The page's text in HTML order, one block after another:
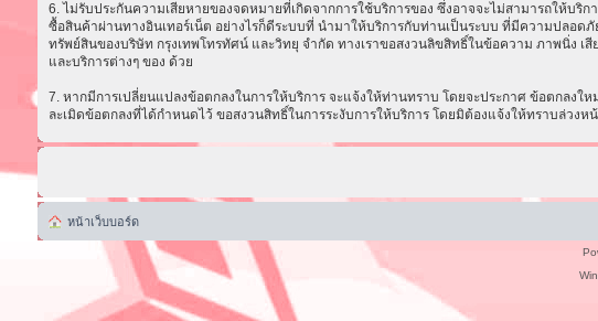
6. ไม่รับประกันความเสียหายของจดหมายที่เกิดจากการใช้บริการของ ซึ่งอาจจะไม่สามารถให้บริ
ซื้อสินค้าผ่านทางอินเทอร์เน็ต อย่างไรก็ดีระบบที่ นำมาให้บริการกับท่านเป็นระบบ ที่มีความปลอ
ทรัพย์สินของบริษัท กรุงเทพโทรทัศน์ และวิทยุ จำกัด ทางเราขอสงวนลิขสิทธิ์ในข้อความ ภาพนิ่ง
และบริการต่างๆ ของ ด้วย
7. หากมีการเปลี่ยนแปลงข้อตกลงในการให้บริการ จะแจ้งให้ท่านทราบ โดยจะประกาศ ข้อตกลง
ละเมิดข้อตกลงที่ได้กำหนดไว้ ขอสงวนสิทธิ์ในการระงับการให้บริการ โดยมิต้องแจ้งให้ทราบล่วงห
หน้าเว็บบอร์ด